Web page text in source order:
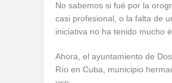
No sabemos si fué por la
casi profesional, o la falta de
iniciativa no ha tenido mucho
Ahora, el ayuntamiento de
Río en Cuba, municipio